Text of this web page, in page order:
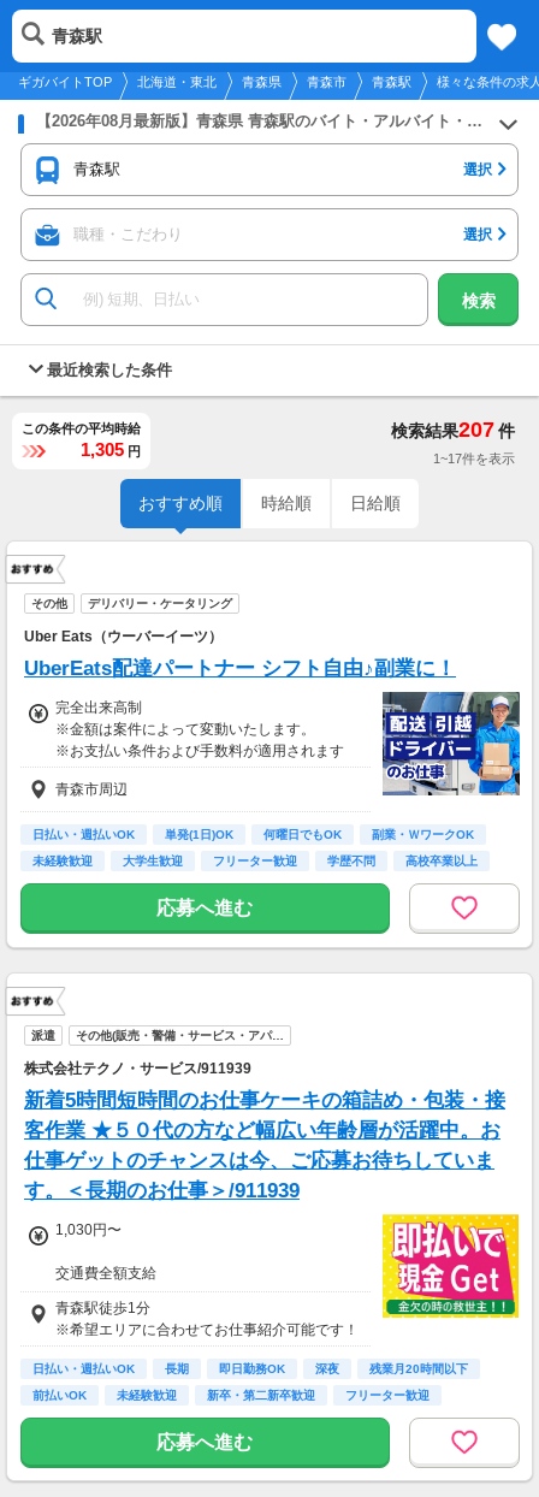
2026年8月9日更新
メニュー
ギガバイトTOP 北海道・東北 青森県 青森市 青森駅 様々な条件の求
青森駅
【2026年08月最新版】青森県 青森駅のバイト・アルバイト・パートの求人募集情報
青森駅 選択
職種・こだわり 選択
検索
最近検索した条件
この条件の平均時給
1,305 円
検索結果207件
1~17件を表示
おすすめ順 時給順 日給順
その他 デリバリー・ケータリング
Uber Eats（ウーバーイーツ）
UberEats配達パートナー シフト自由♪副業に！
完全出来高制
※金額は案件によって変動いたします。
※お支払い条件および手数料が適用されます
青森市周辺
日払い・週払いOK 単発(1日)OK 何曜日でもOK
副業・ＷワークOK
未経験歓迎
大学生歓迎 フリーター歓迎 学歴不問 高校卒業以上
応募へ進む
派遣 その他(販売・警備・サービス・アパ…
株式会社テクノ・サービス/911939
新着5時間短時間のお仕事ケーキの箱詰め・包装・接
客作業 ★５０代の方など幅広い年齢層が活躍中。お
仕事ゲットのチャンスは今、ご応募お待ちしていま
す。＜長期のお仕事＞/911939
1,030円〜
交通費全額支給
即払い制度有
青森駅徒歩1分
※希望エリアに合わせてお仕事紹介可能です！
日払い・週払いOK 長期 即日勤務OK 深夜
残業月20時間以下
前払いOK
未経験歓迎 新卒・第二新卒歓迎 フリーター歓迎
応募へ進む